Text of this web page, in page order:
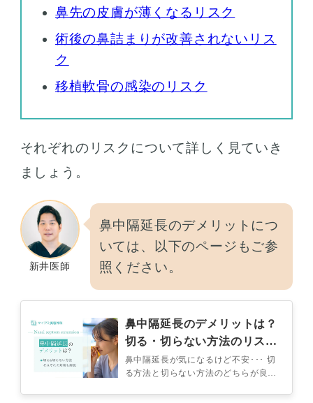
鼻先の皮膚が薄くなるリスク
術後の鼻詰まりが改善されないリス
ク
移植軟骨の感染のリスク
それぞれのリスクについて詳しく見ていき
ましょう。
新井医師
鼻中隔延長のデメリットにつ
いては、以下のページもご参
照ください。
鼻中隔延長のデメリットは？
切る・切らない方法のリスク
と対策を解説！
鼻中隔延長が気になるけど不安･･･ 切
る方法と切らない方法のどちらが良い